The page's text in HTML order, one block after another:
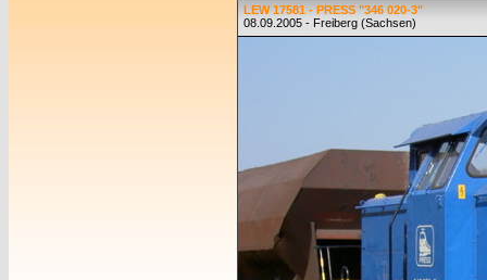
LEW 17581 - PRESS "346 020-3"
08.09.2005 - Freiberg (Sachsen)